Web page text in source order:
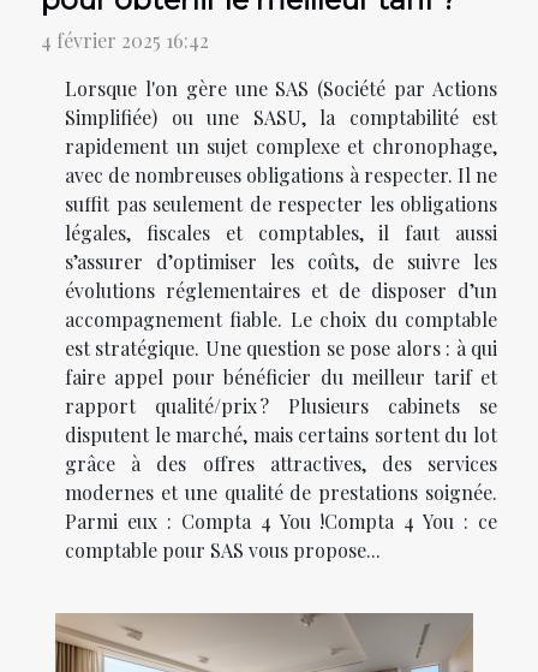
4 février 2025 16:42
Lorsque l'on gère une SAS (Société par Actions
Simplifiée) ou une SASU, la comptabilité est
rapidement un sujet complexe et chronophage,
avec de nombreuses obligations à respecter. Il ne
suffit pas seulement de respecter les obligations
légales, fiscales et comptables, il faut aussi
s’assurer d’optimiser les coûts, de suivre les
évolutions réglementaires et de disposer d’un
accompagnement fiable. Le choix du comptable
est stratégique. Une question se pose alors : à qui
faire appel pour bénéficier du meilleur tarif et
rapport qualité/prix ? Plusieurs cabinets se
disputent le marché, mais certains sortent du lot
grâce à des offres attractives, des services
modernes et une qualité de prestations soignée.
Parmi eux : Compta 4 You !Compta 4 You : ce
comptable pour SAS vous propose...